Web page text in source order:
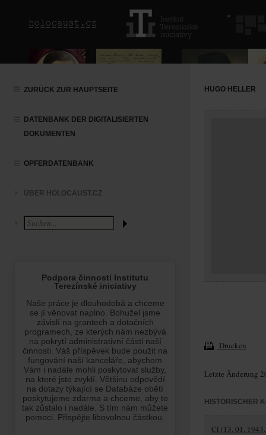
ZURÜCK ZUR HAUPTSEITE
DATENBANK DER DIGITALISIERTEN
DOKUMENTEN
OPFERDATENBANK
ÜBER HOLOCAUST.CZ
HUGO HELLER
Drucken
Letzte Änderung
HISTORISCHER
Cl (13. 01.